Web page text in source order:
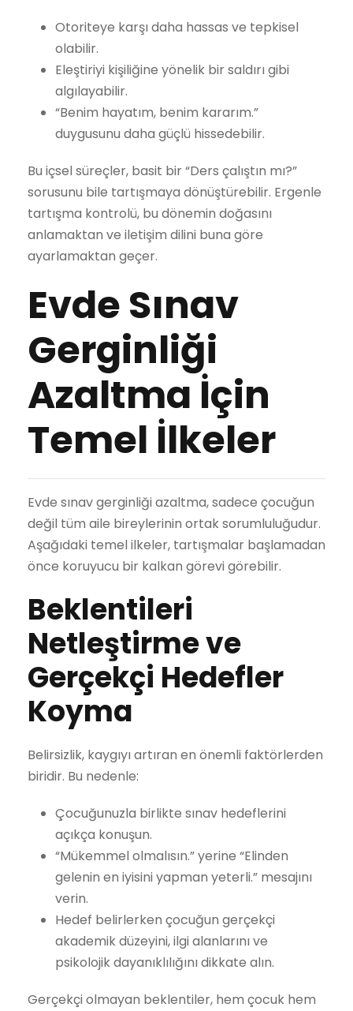
Otoriteye karşı daha hassas ve tepkisel
olabilir.
Eleştiriyi kişiliğine yönelik bir saldırı gibi
algılayabilir.
“Benim hayatım, benim kararım.”
duygusunu daha güçlü hissedebilir.
Bu içsel süreçler, basit bir “Ders çalıştın mı?”
sorusunu bile tartışmaya dönüştürebilir. Ergenle
tartışma kontrolü, bu dönemin doğasını
anlamaktan ve iletişim dilini buna göre
ayarlamaktan geçer.
Evde Sınav
Gerginliği
Azaltma İçin
Temel İlkeler
Evde sınav gerginliği azaltma, sadece çocuğun
değil tüm aile bireylerinin ortak sorumluluğudur.
Aşağıdaki temel ilkeler, tartışmalar başlamadan
önce koruyucu bir kalkan görevi görebilir.
Beklentileri
Netleştirme ve
Gerçekçi Hedefler
Koyma
Belirsizlik, kaygıyı artıran en önemli faktörlerden
biridir. Bu nedenle:
Çocuğunuzla birlikte sınav hedeflerini
açıkça konuşun.
“Mükemmel olmalısın.” yerine “Elinden
gelenin en iyisini yapman yeterli.” mesajını
verin.
Hedef belirlerken çocuğun gerçekçi
akademik düzeyini, ilgi alanlarını ve
psikolojik dayanıklılığını dikkate alın.
Gerçekçi olmayan beklentiler, hem çocuk hem